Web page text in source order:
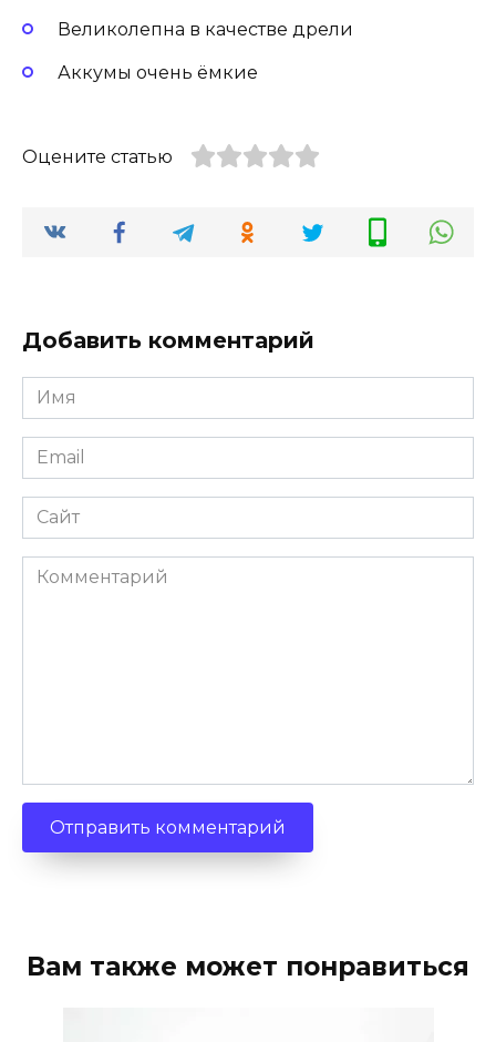
Великолепна в качестве дрели
Аккумы очень ёмкие
Оцените статью
Добавить комментарий
Имя
Email
Сайт
Комментарий
Вам также может понравиться